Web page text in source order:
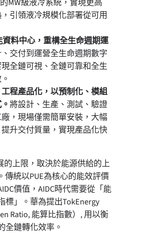
引領液冷規模化部署從可用
料中心，重構全生命週期運
交付到運營全生命週期數字
全鏈可視、全鏈可靠和全生
程產品化，以預制化、模組
將設計、生產、測試、驗證
，現場僅需簡單安裝，大幅
升交付質量，實現產品化快
的上限，取決於能源供給的上
傳統以PUE為核心的能效評價
價值，AIDC時代需要從「能
標」。華為提出TokEnergy
Ratio, 能算比指數）, 用以衡
全鏈轉化效率。